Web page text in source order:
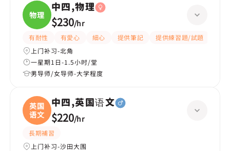
物理
中四,物理
$230/hr
有耐性 有愛心 細心 提供筆記 提供練習題/試題
上门补习-北角
一星期1日-1.5小时/堂
男导师/女导师-大学程度
英国
语文
中四,英国语文
$220/hr
長期補習
上门补习-沙田大围